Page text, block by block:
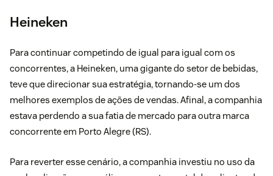
Heineken
Para continuar competindo de igual para igual com os
concorrentes, a Heineken, uma gigante do setor de bebidas,
teve que direcionar sua estratégia, tornando-se um dos
melhores exemplos de ações de vendas. Afinal, a companhia
estava perdendo a sua fatia de mercado para outra marca
concorrente em Porto Alegre (RS).
Para reverter esse cenário, a companhia investiu no uso da